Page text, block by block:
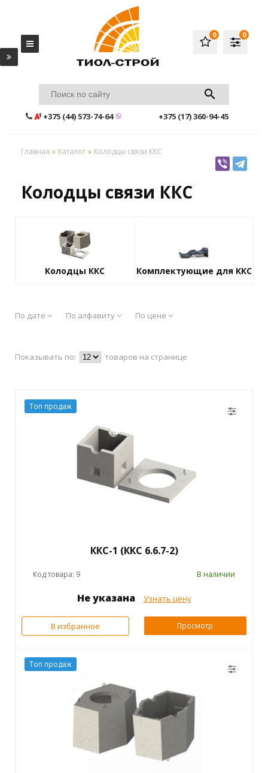
0 0
+375 (44) 573-74-64 +375 (17) 360-94-45
Главная Каталог Колодцы связи ККС
Колодцы связи ККС
Колодцы ККС Комплектующие для ККС
По дате По алфавиту По цене
Показывать по: товаров на странице
Топ продаж
ККС-1 (ККС 6.6.7-2)
Код товара: 9 В наличии
Не указана Узнать цену
В избранное Просмотр
Топ продаж